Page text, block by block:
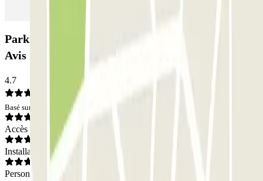
Parking low cost San Lazzaro - Transfer Boat:
Avis
4.7
Basé sur 5 avis
Accès
Installations
Personnel